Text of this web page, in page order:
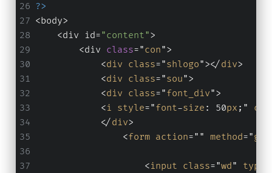
?>
<body>
    <div id=
"content">
        <div
class="con">
            <
div class="shlogo"></ div>
            <
div class="sou">
            <
div class="font_div">
            <
i style="font-size : 50px ;"
            </
div>
                <
form action="" method="get
                    <
input class="wd" type